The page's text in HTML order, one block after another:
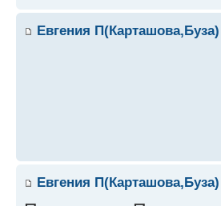
Евгения П(Карташова,Буза)
Евгения П(Карташова,Буза)